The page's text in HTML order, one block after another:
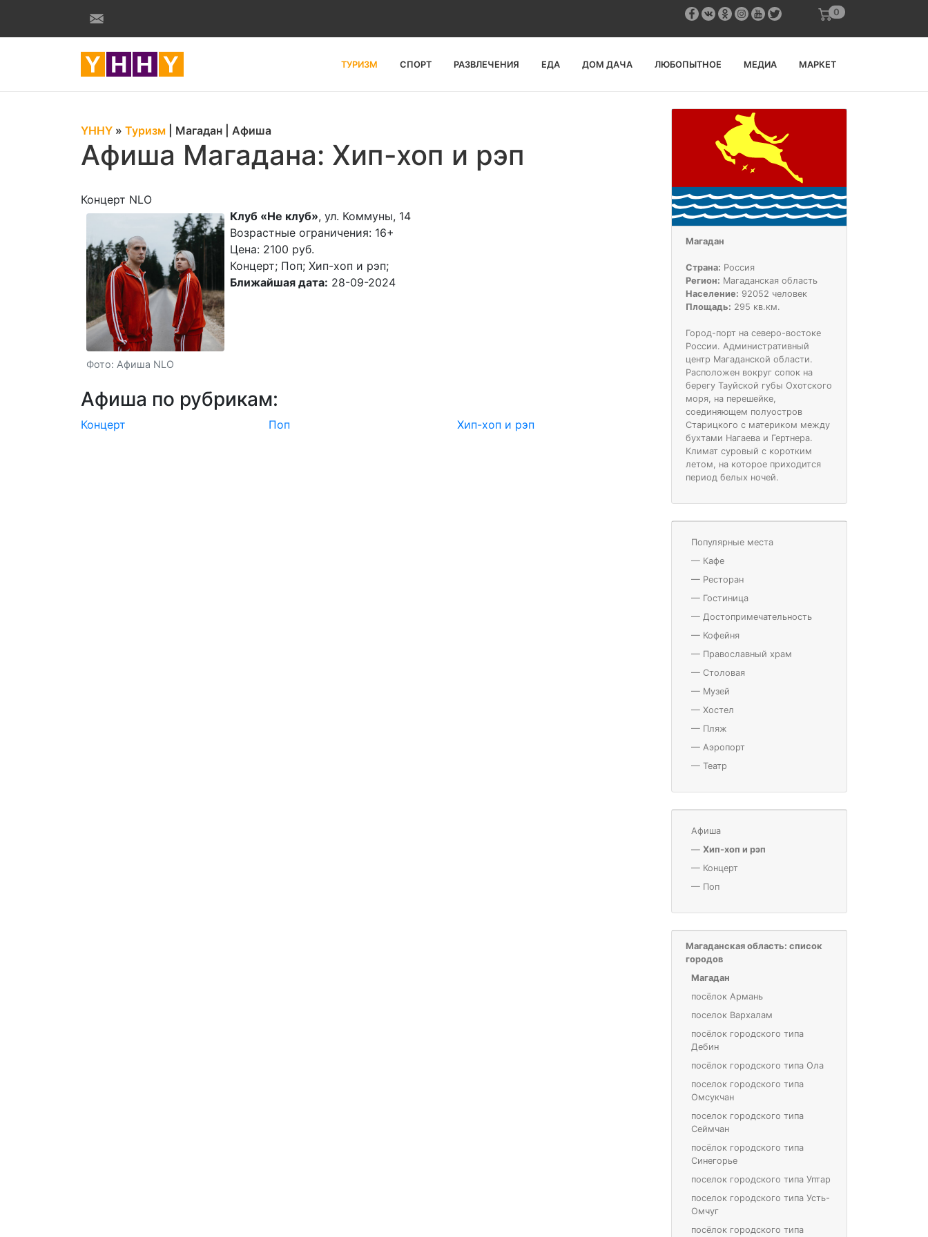
0
ТУРИЗМ СПОРТ РАЗВЛЕЧЕНИЯ ЕДА ДОМ ДАЧА ЛЮБОПЫТНОЕ МЕДИА МАРКЕТ
YHHY » Туризм Магадан Афиша
Афиша Магадана: Хип-хоп и рэп
Концерт NLO
Фото: Афиша NLO
Клуб «Не клуб», ул. Коммуны, 14
Возрастные ограничения: 16+
Цена: 2100 руб.
Концерт; Поп; Хип-хоп и рэп;
Ближайшая дата: 28-09-2024
Афиша по рубрикам:
Концерт Поп Хип-хоп и рэп
Магадан
Страна: Россия
Регион: Магаданская область
Население: 92052 человек
Площадь: 295 кв.км.
Город-порт на северо-востоке
России. Административный
центр Магаданской области.
Расположен вокруг сопок на
берегу Тауйской губы Охотского
моря, на перешейке,
соединяющем полуостров
Старицкого с материком между
бухтами Нагаева и Гертнера.
Климат суровый с коротким
летом, на которое приходится
период белых ночей.
Популярные места
— Кафе
— Ресторан
— Гостиница
— Достопримечательность
— Кофейня
— Православный храм
— Столовая
— Музей
— Хостел
— Пляж
— Аэропорт
— Театр
Афиша
— Хип-хоп и рэп
— Концерт
— Поп
Магаданская область: список
городов
Магадан
посёлок Армань
поселок Вархалам
посёлок городского типа
Дебин
посёлок городского типа Ола
поселок городского типа
Омсукчан
поселок городского типа
Сеймчан
посёлок городского типа
Синегорье
поселок городского типа Уптар
поселок городского типа Усть-
Омчуг
посёлок городского типа